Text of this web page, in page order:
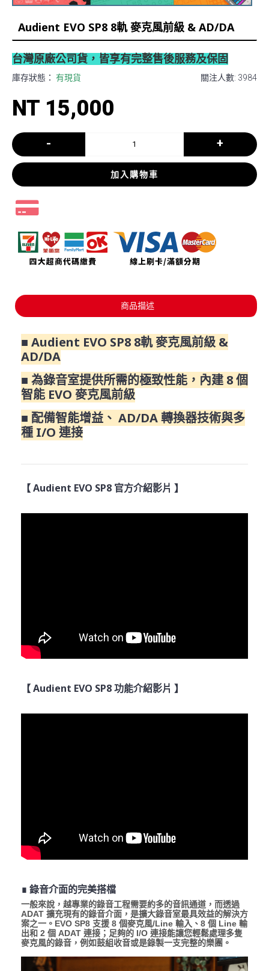
Audient EVO SP8 8軌 麥克風前級 & AD/DA
台灣原廠公司貨，皆享有完整售後服務及保固
關注人數: 3984
庫存狀態： 有現貨
NT 15,000
- +
加入購物車
商品描述
■ Audient EVO SP8 8軌 麥克風前級 &
AD/DA
■ 為錄音室提供所需的極致性能，內建 8 個
智能 EVO 麥克風前級
■ 配備智能增益、 AD/DA 轉換器技術與多
種 I/O 連接
【 Audient EVO SP8 官方介紹影片 】
【 Audient EVO SP8 功能介紹影片 】
∎ 錄音介面的完美搭檔
一般來說，越專業的錄音工程需要約多的音訊通道，而透過
ADAT 擴充現有的錄音介面，是擴大錄音室最具效益的解決方
案之一。EVO SP8 支援 8 個麥克風/Line 輸入、8 個 Line 輸
出和 2 個 ADAT 連接；足夠的 I/O 連接能讓您輕鬆處理多隻
麥克風的錄音，例如鼓組收音或是錄製一支完整的樂團。